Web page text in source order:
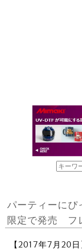
パーティーにぴ
限定で発売 フ
【2017年7月20